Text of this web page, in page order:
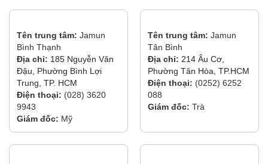
Tên trung tâm: Jamun
Bình Thạnh
Địa chỉ: 185 Nguyễn Văn
Đậu, Phường Bình Lợi
Trung, TP. HCM
Điện thoại: (028) 3620
9943
Giám đốc: Mỹ
Tên trung tâm: Jamun
Tân Bình
Địa chỉ: 214 Âu Cơ,
Phường Tân Hòa, TP.HCM
Điện thoại: (0252) 6252
088
Giám đốc: Trà